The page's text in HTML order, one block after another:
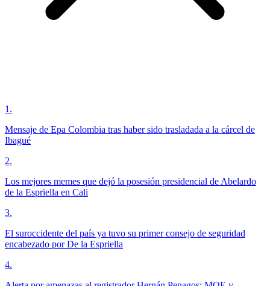
1 .
Mensaje de Epa Colombia tras haber sido trasladada a la cárcel de
Ibagué
2.
Los mejores memes que dejó la posesión presidencial de Abelardo
de la Espriella en Cali
3.
El suroccidente del país ya tuvo su primer consejo de seguridad
encabezado por De la Espriella
4.